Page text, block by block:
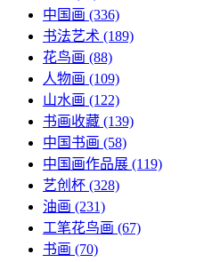
中国画 (336)
书法艺术 (189)
花鸟画 (88)
人物画 (109)
山水画 (122)
书画收藏 (139)
中国书画 (58)
中国画作品展 (119)
艺创杯 (328)
油画 (231)
工笔花鸟画 (67)
书画 (70)